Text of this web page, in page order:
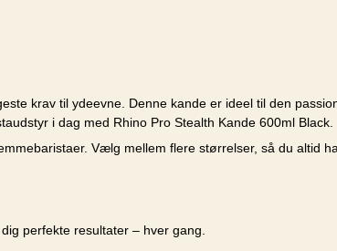
krav til ydeevne. Denne kande er ideel til den
i dag med Rhino Pro Stealth Kande 600ml Black.
Vælg mellem flere størrelser, så du altid
perfekte resultater – hver gang.